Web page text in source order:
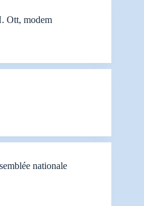
Ott, modem
nationale